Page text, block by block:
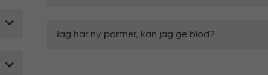
Jag har ny partner, kan jag ge blod?